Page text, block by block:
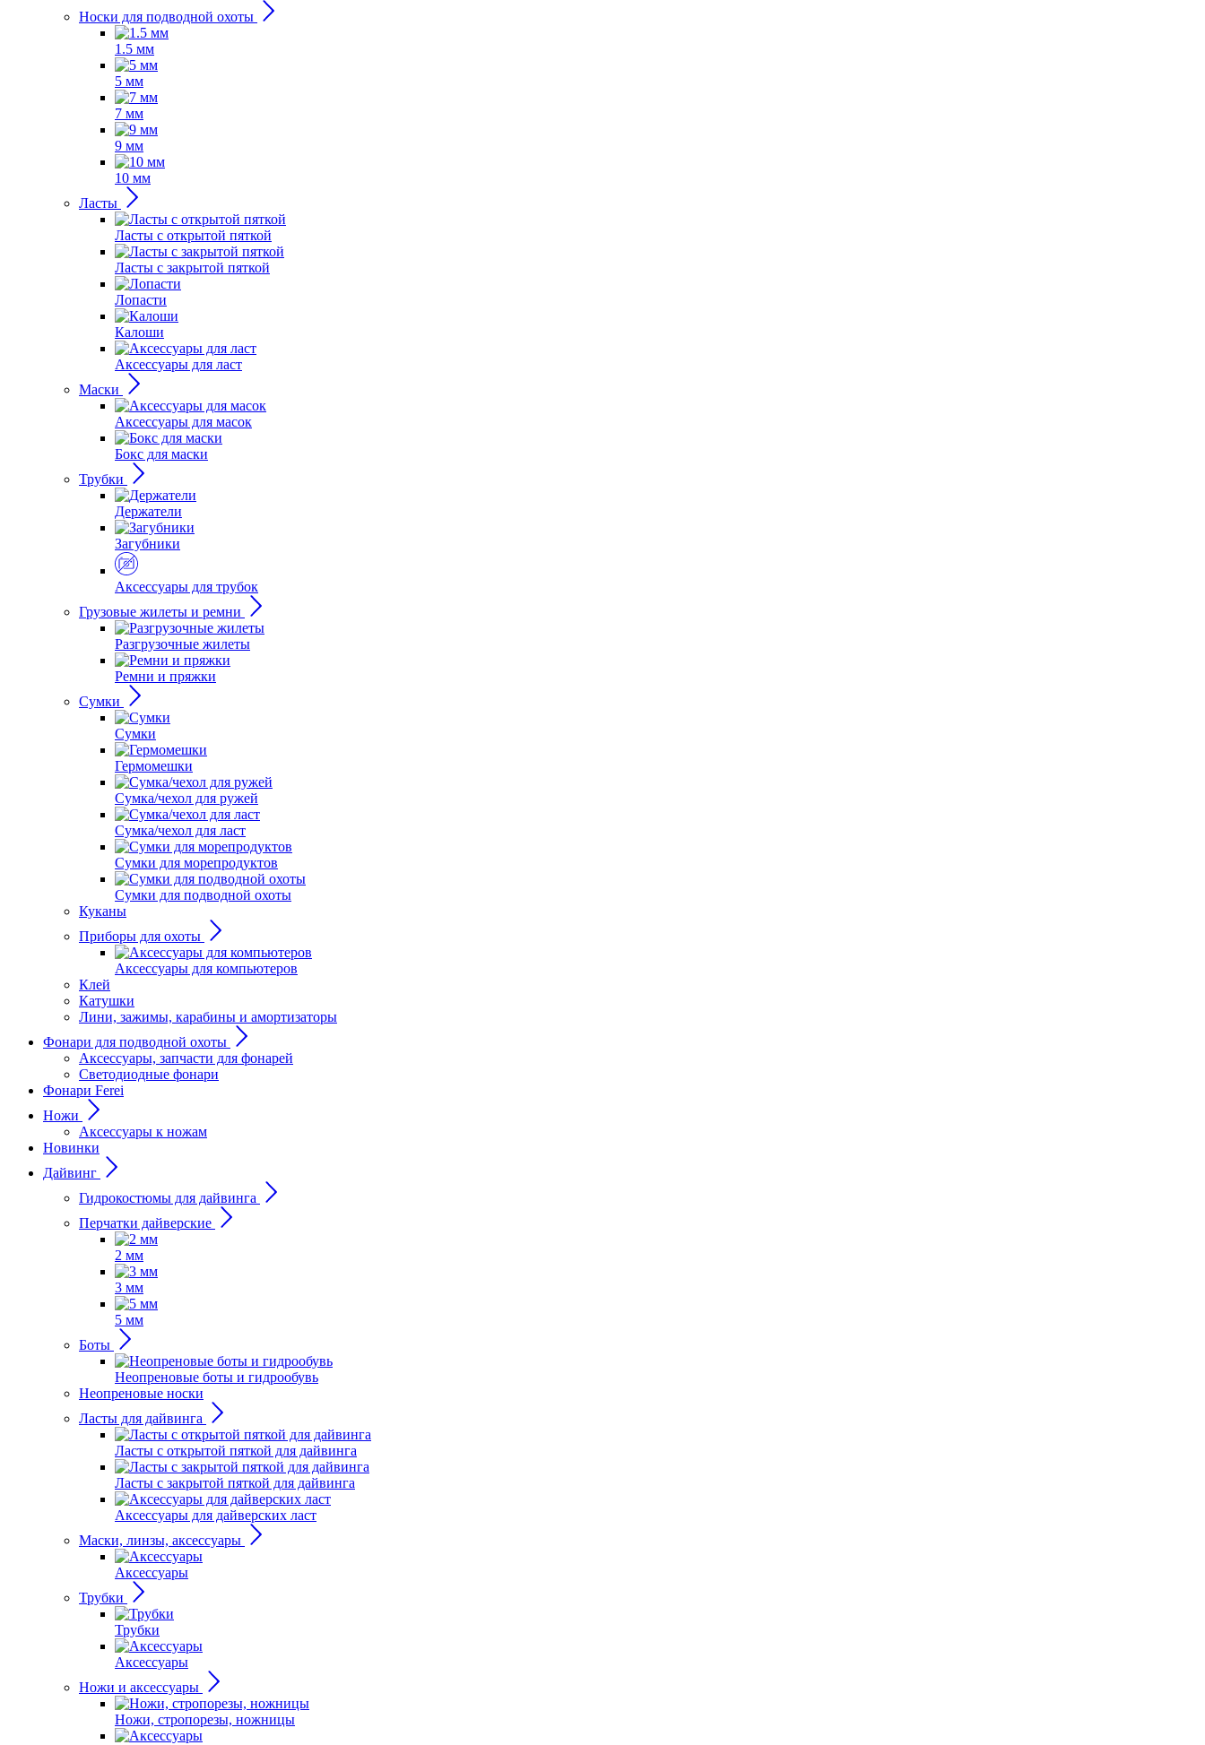
Носки для подводной охоты
1.5 мм
5 мм
7 мм
9 мм
10 мм
Ласты
Ласты с открытой пяткой
Ласты с закрытой пяткой
Лопасти
Калоши
Аксессуары для ласт
Маски
Аксессуары для масок
Бокс для маски
Трубки
Держатели
Загубники
Аксессуары для трубок
Грузовые жилеты и ремни
Разгрузочные жилеты
Ремни и пряжки
Сумки
Сумки
Гермомешки
Сумка/чехол для ружей
Сумка/чехол для ласт
Сумки для морепродуктов
Сумки для подводной охоты
Куканы
Приборы для охоты
Аксессуары для компьютеров
Клей
Катушки
Лини, зажимы, карабины и амортизаторы
Фонари для подводной охоты
Аксессуары, запчасти для фонарей
Светодиодные фонари
Фонари Ferei
Ножи
Аксессуары к ножам
Новинки
Дайвинг
Гидрокостюмы для дайвинга
Перчатки дайверские
2 мм
3 мм
5 мм
Боты
Неопреновые боты и гидрообувь
Неопреновые носки
Ласты для дайвинга
Ласты с открытой пяткой для дайвинга
Ласты с закрытой пяткой для дайвинга
Аксессуары для дайверских ласт
Маски, линзы, аксессуары
Аксессуары
Трубки
Трубки
Аксессуары
Ножи и аксессуары
Ножи, стропорезы, ножницы